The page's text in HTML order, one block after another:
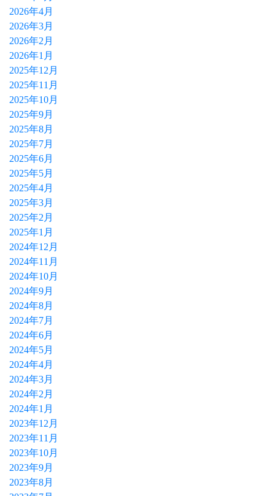
2026年4月
2026年3月
2026年2月
2026年1月
2025年12月
2025年11月
2025年10月
2025年9月
2025年8月
2025年7月
2025年6月
2025年5月
2025年4月
2025年3月
2025年2月
2025年1月
2024年12月
2024年11月
2024年10月
2024年9月
2024年8月
2024年7月
2024年6月
2024年5月
2024年4月
2024年3月
2024年2月
2024年1月
2023年12月
2023年11月
2023年10月
2023年9月
2023年8月